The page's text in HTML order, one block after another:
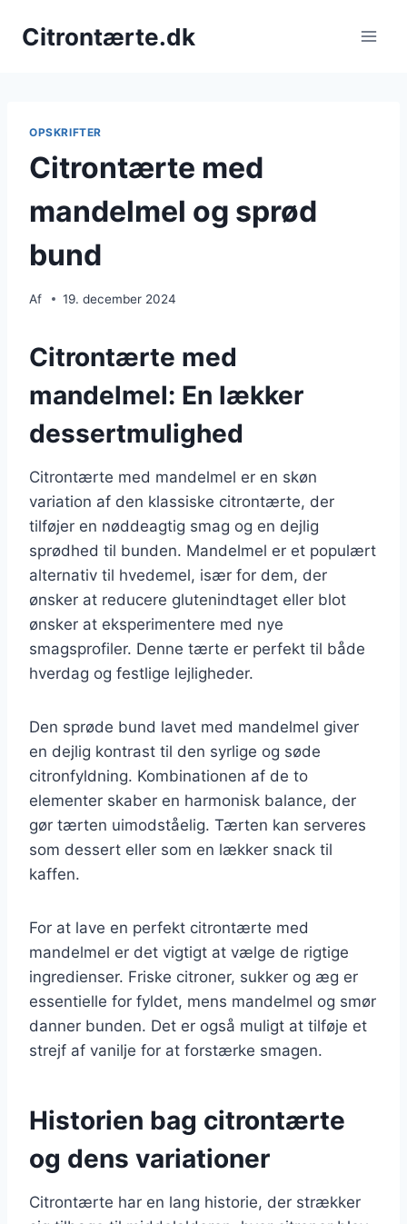
Citrontærte.dk
OPSKRIFTER
Citrontærte med
mandelmel og sprød
bund
Af 19. december 2024
Citrontærte med
mandelmel: En lækker
dessertmulighed
Citrontærte med mandelmel er en skøn
variation af den klassiske citrontærte, der
tilføjer en nøddeagtig smag og en dejlig
sprødhed til bunden. Mandelmel er et populært
alternativ til hvedemel, især for dem, der
ønsker at reducere glutenindtaget eller blot
ønsker at eksperimentere med nye
smagsprofiler. Denne tærte er perfekt til både
hverdag og festlige lejligheder.
Den sprøde bund lavet med mandelmel giver
en dejlig kontrast til den syrlige og søde
citronfyldning. Kombinationen af de to
elementer skaber en harmonisk balance, der
gør tærten uimodståelig. Tærten kan serveres
som dessert eller som en lækker snack til
kaffen.
For at lave en perfekt citrontærte med
mandelmel er det vigtigt at vælge de rigtige
ingredienser. Friske citroner, sukker og æg er
essentielle for fyldet, mens mandelmel og smør
danner bunden. Det er også muligt at tilføje et
strejf af vanilje for at forstærke smagen.
Historien bag citrontærte
og dens variationer
Citrontærte har en lang historie, der strækker